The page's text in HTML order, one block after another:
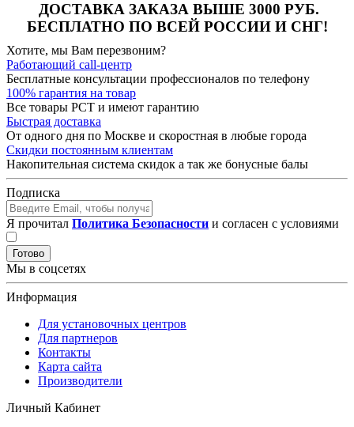
ДОСТАВКА ЗАКАЗА ВЫШЕ 3000 РУБ.
БЕСПЛАТНО ПО ВСЕЙ РОССИИ И СНГ!
Хотите, мы Вам перезвоним?
Работающий call-центр
Бесплатные консультации профессионалов по телефону
100% гарантия на товар
Все товары РСТ и имеют гарантию
Быстрая доставка
От одного дня по Москве и скоростная в любые города
Скидки постоянным клиентам
Накопительная система скидок а так же бонусные балы
Подписка
Я прочитал Политика Безопасности и согласен с условиями
Готово
Мы в соцсетях
Информация
Для установочных центров
Для партнеров
Контакты
Карта сайта
Производители
Личный Кабинет